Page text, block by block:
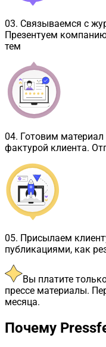
03. Связываемся с
Презентуем
тем
04. Готовим
фактурой клиента.
05. Присылаем
публикациями, как
Вы платите
прессе материалы.
месяца.
Почему